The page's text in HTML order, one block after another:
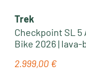
Trek
Checkpoint SL 5
Bike 2026 |
Regulärer Preis:
2.999,00 €